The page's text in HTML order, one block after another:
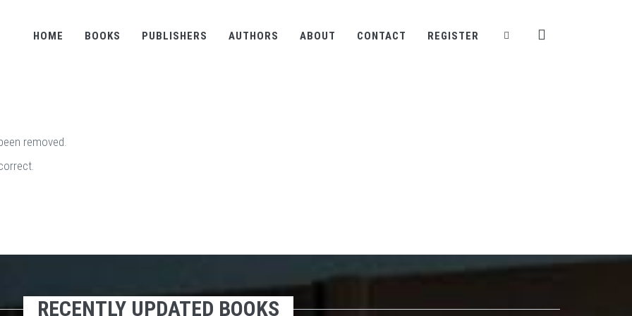
HOME BOOKS PUBLISHERS AUTHORS ABOUT CONTACT REGISTER
removed.
RECENTLY UPDATED BOOKS